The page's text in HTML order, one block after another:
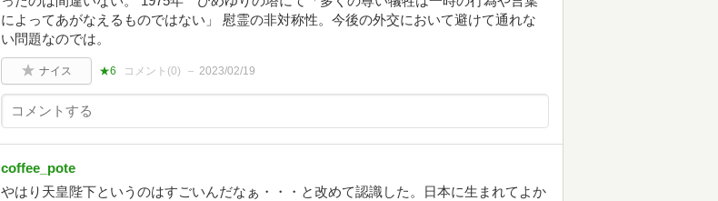
によってあがなえるものではない」 慰霊の非対称性。今後の外交において避けて通れな
い問題なのでは。
ナイス ★6 コメント(0) 2023/02/19
coffee_pote
やはり天皇陛下というのはすごいんだなぁ・・・と改めて認識した。日本に生まれてよか